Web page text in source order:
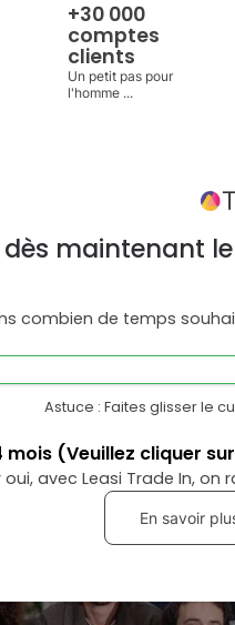
+30 000
comptes
clients
Un petit pas pour
l'homme ...
dès maintenant
combien de temps
Astuce : Faites glisser le
mois (Veuillez cliquer
oui, avec Leasi Trade In,
En savoir